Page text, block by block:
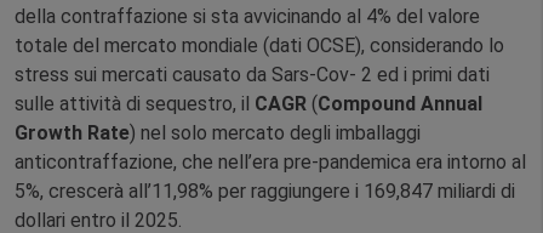
della contraffazione si sta avvicinando al 4% del valore
totale del mercato mondiale (dati OCSE), considerando lo
stress sui mercati causato da Sars-Cov- 2 ed i primi dati
sulle attività di sequestro, il CAGR (Compound Annual
Growth Rate) nel solo mercato degli imballaggi
anticontraffazione, che nell’era pre-pandemica era intorno al
5%, crescerà all’11,98% per raggiungere i 169,847 miliardi di
dollari entro il 2025.